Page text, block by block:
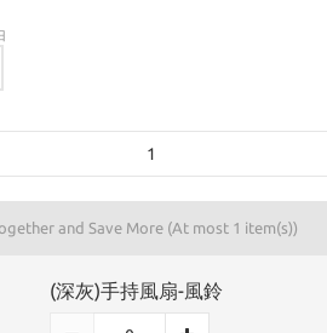
and Save More (At most 1 item(s))
(深灰)手持風扇-風鈴